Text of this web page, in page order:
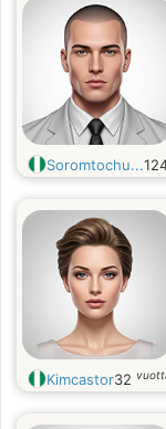
Soromtochu...
Kimcastor32